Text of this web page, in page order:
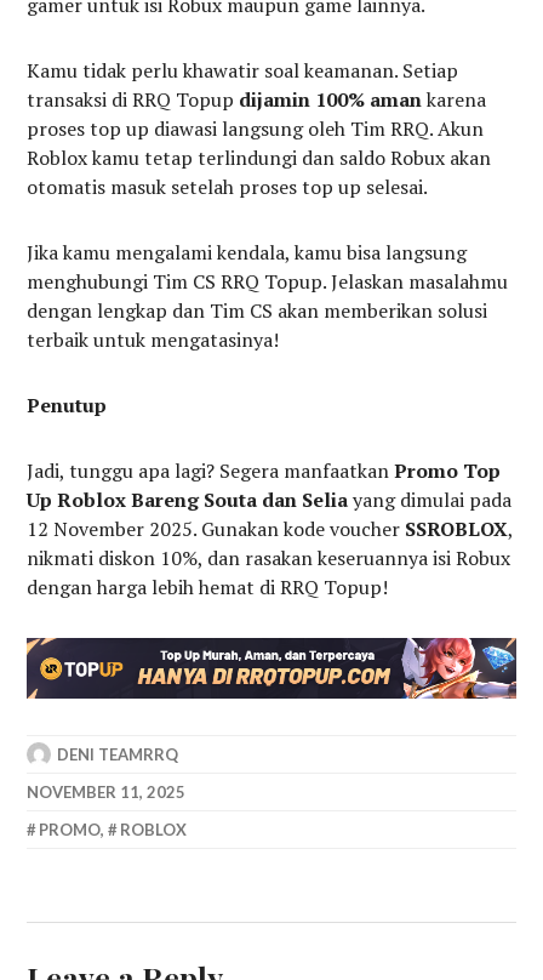
Kamu tidak perlu khawatir soal keamanan. Setiap
transaksi di RRQ Topup dijamin 100% amankarena
proses top up diawasi langsung oleh Tim RRQ. Akun
Roblox kamu tetap terlindungi dan saldo Robux akan
otomatis masuk setelah proses top up selesai.
Jika kamu mengalami kendala, kamu bisa langsung
menghubungi Tim CS RRQ Topup. Jelaskan masalahmu
dengan lengkap dan Tim CS akan memberikan solusi
terbaik untuk mengatasinya!
Penutup
Jadi, tunggu apa lagi? Segera manfaatkanPromo Top
Up Roblox Bareng Souta dan Seliayang dimulai pada
12 November 2025. Gunakan kode voucher SSROBLOX,
nikmati diskon 10%, dan rasakan keseruannya isi Robux
dengan harga lebih hemat di RRQ Topup!
DENI TEAMRRQ
NOVEMBER 11, 2025
PROMO, ROBLOX